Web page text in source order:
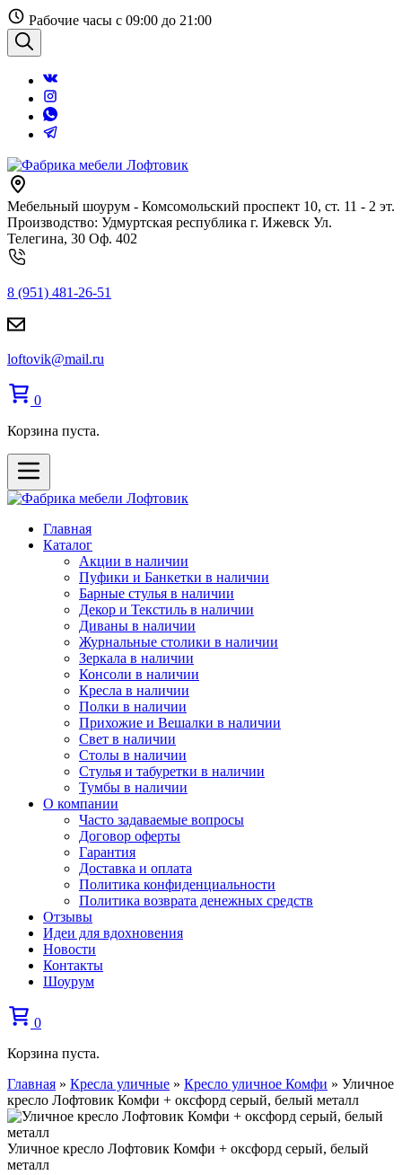
Перейти
к
содержанию
Рабочие часы с 09:00 до 21:00
Поиск
Мебельный шоурум - Комсомольский проспект 10, ст. 11 - 2 эт.
Производство: Удмуртская республика г. Ижевск Ул.
Телегина, 30 Оф. 402
8 (951) 481-26-51
loftovik@mail.ru
0
Корзина пуста.
Главная
Каталог
Акции в наличии
Пуфики и Банкетки в наличии
Барные стулья в наличии
Декор и Текстиль в наличии
Диваны в наличии
Журнальные столики в наличии
Зеркала в наличии
Консоли в наличии
Кресла в наличии
Полки в наличии
Прихожие и Вешалки в наличии
Свет в наличии
Столы в наличии
Стулья и табуретки в наличии
Тумбы в наличии
О компании
Часто задаваемые вопросы
Договор оферты
Гарантия
Доставка и оплата
Политика конфиденциальности
Политика возврата денежных средств
Отзывы
Идеи для вдохновения
Новости
Контакты
Шоурум
0
Корзина пуста.
Главная » Кресла уличные » Кресло уличное Комфи » Уличное
кресло Лофтовик Комфи + оксфорд серый, белый металл
Уличное кресло Лофтовик Комфи + оксфорд серый, белый
металл